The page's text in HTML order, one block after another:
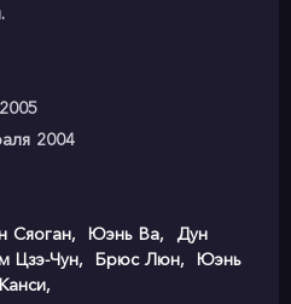
2004
Сяоган, Юэнь Ва,
Дун
Цзэ-Чун, Брюс Люн,
Юэнь
,